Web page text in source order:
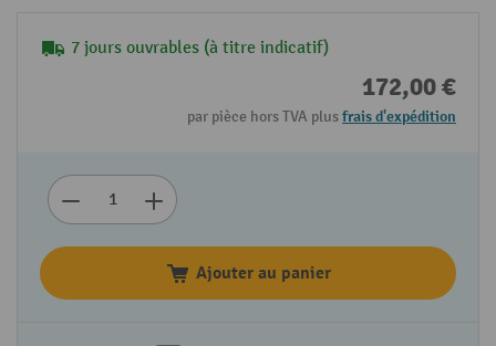
7 jours ouvrables (à titre indicatif)
172,00 €
par pièce hors TVA plusfrais d'expédition
Ajouter au panier